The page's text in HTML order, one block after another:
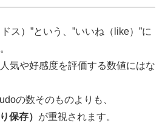
ス）”という、”いいね（like）”に
気や好感度を評価する数値にはな
の数そのものよりも、
保存） が重視されます。